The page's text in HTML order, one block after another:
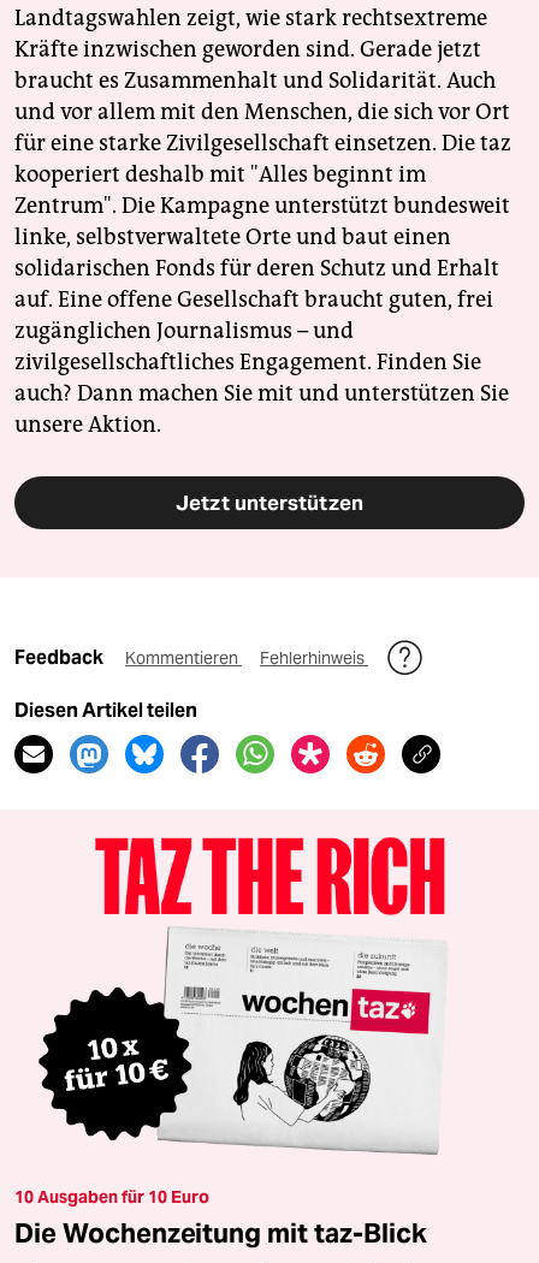
Landtagswahlen zeigt, wie stark rechtsextreme
Kräfte inzwischen geworden sind. Gerade jetzt
braucht es Zusammenhalt und Solidarität. Auch
und vor allem mit den Menschen, die sich vor Ort
für eine starke Zivilgesellschaft einsetzen. Die taz
kooperiert deshalb mit "Alles beginnt im
Zentrum". Die Kampagne unterstützt bundesweit
linke, selbstverwaltete Orte und baut einen
solidarischen Fonds für deren Schutz und Erhalt
auf. Eine offene Gesellschaft braucht guten, frei
zugänglichen Journalismus – und
zivilgesellschaftliches Engagement. Finden Sie
auch? Dann machen Sie mit und unterstützen Sie
unsere Aktion.
Jetzt unterstützen
Feedback Kommentieren Fehlerhinweis
Diesen Artikel teilen
10 Ausgaben für 10 Euro
Die Wochenzeitung mit taz-Blick